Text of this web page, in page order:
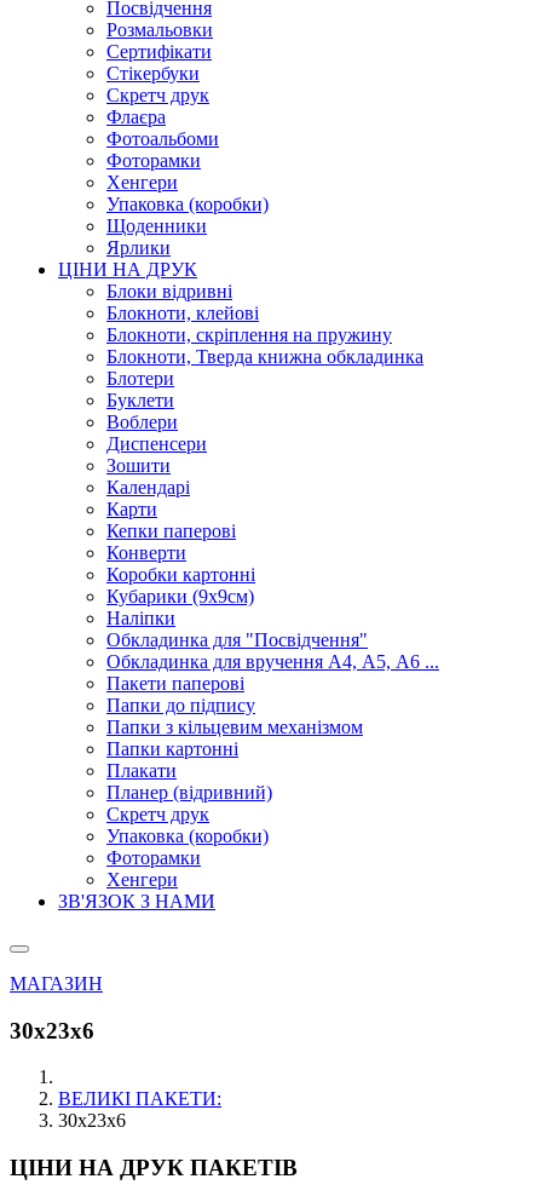
Посвідчення
Розмальовки
Сертифікати
Стікербуки
Скретч друк
Флаєра
Фотоальбоми
Фоторамки
Хенгери
Упаковка (коробки)
Щоденники
Ярлики
ЦІНИ НА ДРУК
Блоки відривні
Блокноти, клейові
Блокноти, скріплення на пружину
Блокноти, Тверда книжна обкладинка
Блотери
Буклети
Воблери
Диспенсери
Зошити
Календарі
Карти
Кепки паперові
Конверти
Коробки картонні
Кубарики (9х9см)
Наліпки
Обкладинка для "Посвідчення"
Обкладинка для вручення А4, А5, А6 ...
Пакети паперові
Папки до підпису
Папки з кільцевим механізмом
Папки картонні
Плакати
Планер (відривний)
Скретч друк
Упаковка (коробки)
Фоторамки
Хенгери
ЗВ'ЯЗОК З НАМИ
МАГАЗИН
30х23х6
ВЕЛИКІ ПАКЕТИ:
30х23х6
ЦІНИ НА ДРУК ПАКЕТІВ